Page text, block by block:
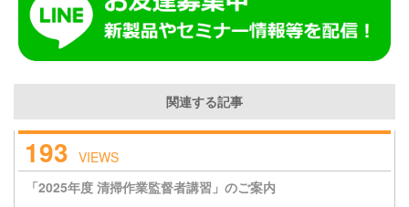
関連する記事
193 VIEWS
「2025年度 清掃作業監督者講習」のご案内